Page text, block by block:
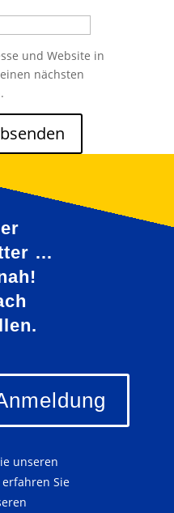
und Website in
nächsten
…
unseren
Sie